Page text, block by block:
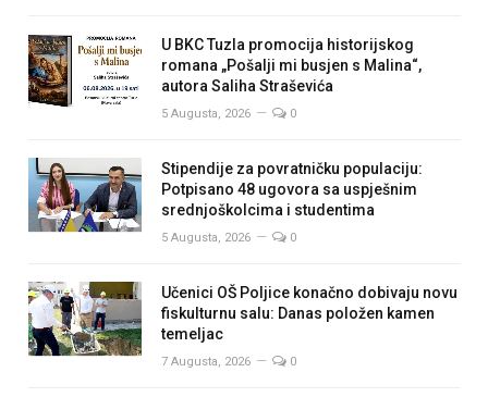
U BKC Tuzla promocija historijskog
romana „Pošalji mi busjen s Malina“,
autora Saliha Straševića
5 Augusta, 2026 0
Stipendije za povratničku populaciju:
Potpisano 48 ugovora sa uspješnim
srednjoškolcima i studentima
5 Augusta, 2026 0
Učenici OŠ Poljice konačno dobivaju novu
fiskulturnu salu: Danas položen kamen
temeljac
7 Augusta, 2026 0